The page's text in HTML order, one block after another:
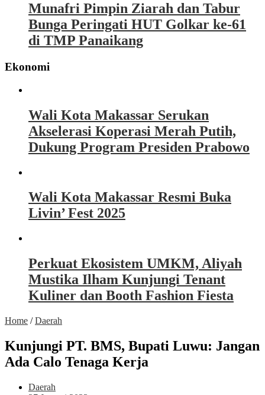
Munafri Pimpin Ziarah dan Tabur
Bunga Peringati HUT Golkar ke-61
di TMP Panaikang
Ekonomi
Wali Kota Makassar Serukan
Akselerasi Koperasi Merah Putih,
Dukung Program Presiden Prabowo
Wali Kota Makassar Resmi Buka
Livin’ Fest 2025
Perkuat Ekosistem UMKM, Aliyah
Mustika Ilham Kunjungi Tenant
Kuliner dan Booth Fashion Fiesta
Home /Daerah
Kunjungi PT. BMS, Bupati Luwu: Jangan
Ada Calo Tenaga Kerja
Daerah